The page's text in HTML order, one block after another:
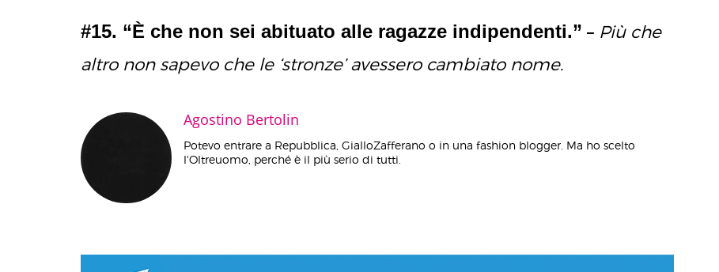
#15. “È che non sei abituato alle ragazze indipendenti.” – Più che
altro non sapevo che le ‘stronze’ avessero cambiato nome.
Agostino Bertolin
Potevo entrare a Repubblica, GialloZafferano o in una fashion blogger. Ma ho scelto
l'Oltreuomo, perché è il più serio di tutti.